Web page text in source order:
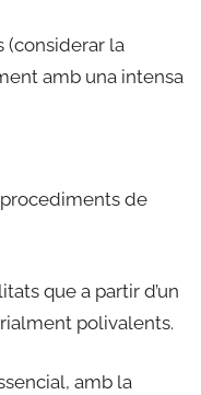
(considerar la
amb una intensa
de
que a partir d’un
polivalents.
amb la